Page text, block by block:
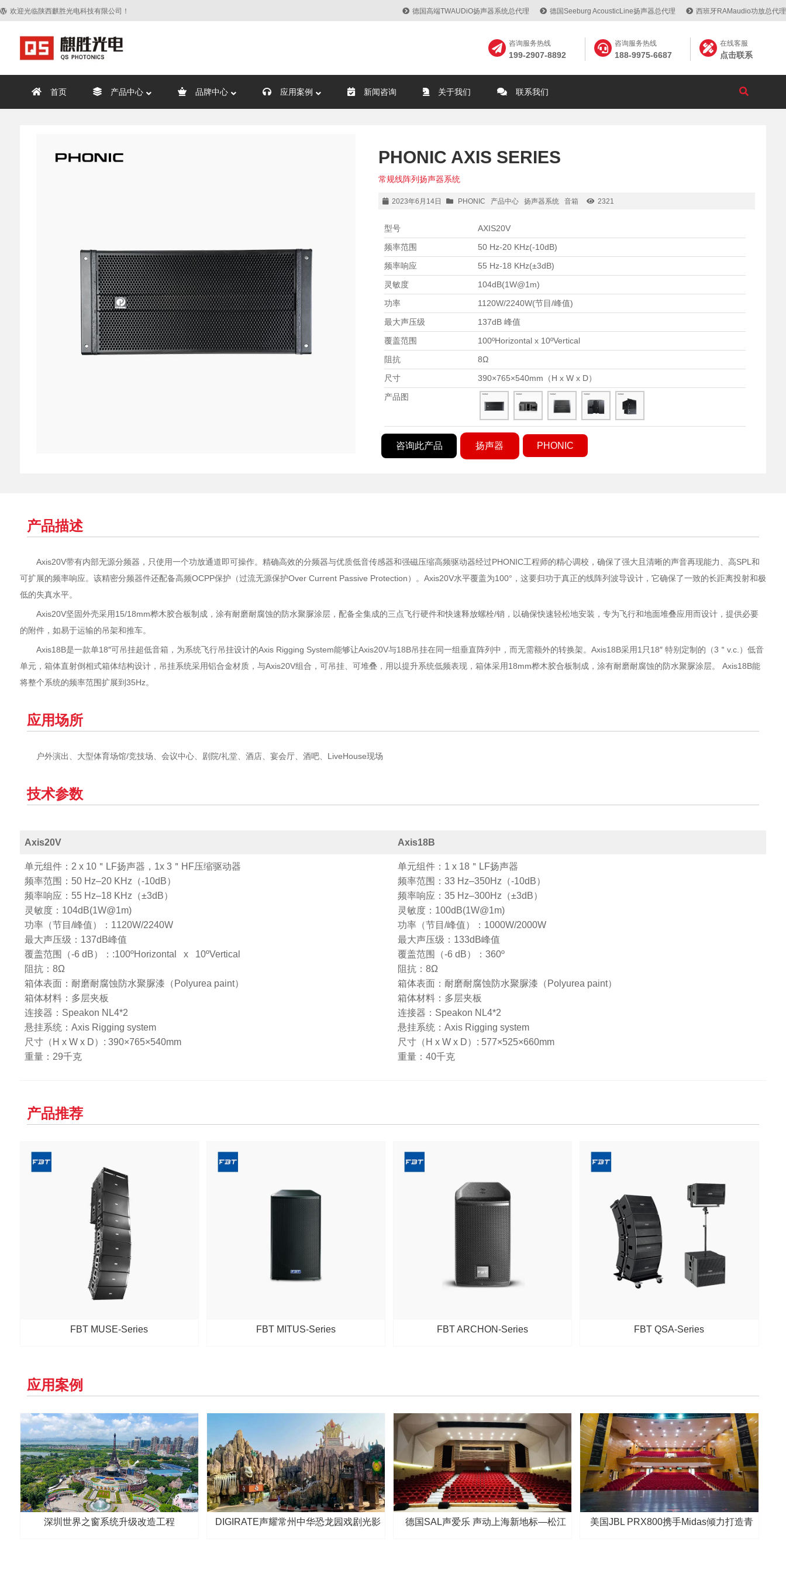
欢迎光临陕西麒胜光电科技有限公司！ 德国高端TWAUDiO扬声器系统总代理 德国Seeburg AcousticLine扬声器总代理 西班牙RAMaudio功放总代理
咨询服务热线
199-2907-8892
咨询服务热线
188-9975-6687
在线客服
点击联系
首页 产品中心 品牌中心 应用案例 新闻咨询 关于我们 联系我们
PHONIC AXIS SERIES
常规线阵列扬声器系统
2023年6月14日 PHONIC 产品中心 扬声器系统 音箱 2321
型号
AXIS20V
频率范围
50 Hz-20 KHz(-10dB)
频率响应
55 Hz-18 KHz(±3dB)
灵敏度
104dB(1W@1m)
功率
1120W/2240W(节目/峰值)
最大声压级
137dB 峰值
覆盖范围
100ºHorizontal x 10ºVertical
阻抗
8Ω
尺寸
390×765×540mm（H x W x D）
产品图
咨询此产品 扬声器 PHONIC
产品描述
Axis20V带有内部无源分频器，只使用一个功放通道即可操作。精确高效的分频器与优质低音传感器和强磁压缩高频驱动器经过PHONIC工程师的精心调校，确保了强大且清晰的声音再现能力、高SPL和
可扩展的频率响应。该精密分频器件还配备高频OCPP保护（过流无源保护Over Current Passive Protection）。Axis20V水平覆盖为100°，这要归功于真正的线阵列波导设计，它确保了一致的长距离投射和极
低的失真水平。
Axis20V坚固外壳采用15/18mm桦木胶合板制成，涂有耐磨耐腐蚀的防水聚脲涂层，配备全集成的三点飞行硬件和快速释放螺栓/销，以确保快速轻松地安装，专为飞行和地面堆叠应用而设计，提供必要
的附件，如易于运输的吊架和推车。
Axis18B是一款单18″可吊挂超低音箱，为系统飞行吊挂设计的Axis Rigging System能够让Axis20V与18B吊挂在同一组垂直阵列中，而无需额外的转换架。Axis18B采用1只18″ 特别定制的（3＂v.c.）低音
单元，箱体直射倒相式箱体结构设计，吊挂系统采用铝合金材质，与Axis20V组合，可吊挂、可堆叠，用以提升系统低频表现，箱体采用18mm桦木胶合板制成，涂有耐磨耐腐蚀的防水聚脲涂层。 Axis18B能
将整个系统的频率范围扩展到35Hz。
应用场所
户外演出、大型体育场馆/竞技场、会议中心、剧院/礼堂、酒店、宴会厅、酒吧、LiveHouse现场
技术参数
Axis20V Axis18B
单元组件：2 x 10＂LF扬声器，1x 3＂HF压缩驱动器
频率范围：50 Hz–20 KHz（-10dB）
频率响应：55 Hz–18 KHz（±3dB）
灵敏度：104dB(1W@1m)
功率（节目/峰值）：1120W/2240W
最大声压级：137dB峰值
覆盖范围（-6 dB）：:100ºHorizontal x 10ºVertical
阻抗：8Ω
箱体表面：耐磨耐腐蚀防水聚脲漆（Polyurea paint）
箱体材料：多层夹板
连接器：Speakon NL4*2
悬挂系统：Axis Rigging system
尺寸（H x W x D）: 390×765×540mm
重量：29千克
单元组件：1 x 18＂LF扬声器
频率范围：33 Hz–350Hz（-10dB）
频率响应：35 Hz–300Hz（±3dB）
灵敏度：100dB(1W@1m)
功率（节目/峰值）：1000W/2000W
最大声压级：133dB峰值
覆盖范围（-6 dB）：360º
阻抗：8Ω
箱体表面：耐磨耐腐蚀防水聚脲漆（Polyurea paint）
箱体材料：多层夹板
连接器：Speakon NL4*2
悬挂系统：Axis Rigging system
尺寸（H x W x D）: 577×525×660mm
重量：40千克
产品推荐
FBT MUSE-Series FBT MITUS-Series FBT ARCHON-Series FBT QSA-Series
应用案例
深圳世界之窗系统升级改造工程
DIGIRATE声耀常州中华恐龙园戏剧光影
德国SAL声爱乐 声动上海新地标—松江
美国JBL PRX800携手Midas倾力打造青